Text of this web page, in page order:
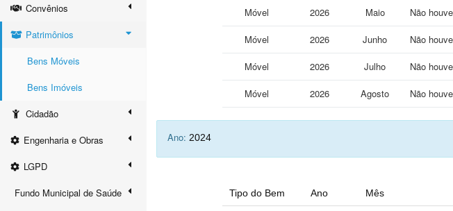
Convênios
Patrimônios
Bens Móveis
Bens Imóveis
Cidadão
Engenharia e Obras
LGPD
Fundo Municipal de Saúde
Móvel 2026 Maio Não
Móvel 2026 Junho Não
Móvel 2026 Julho Não
Móvel 2026 Agosto Não
Ano: 2024
Tipo do Bem Ano Mês